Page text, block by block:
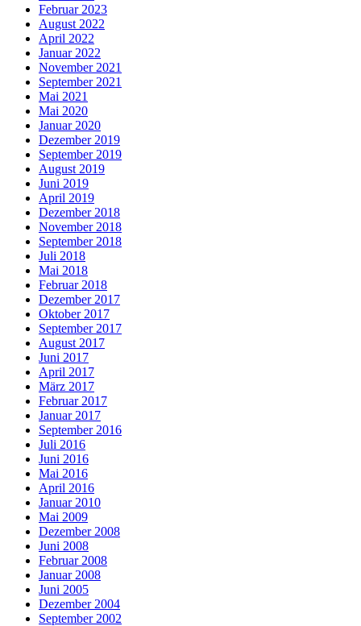
Februar 2023
August 2022
April 2022
Januar 2022
November 2021
September 2021
Mai 2021
Mai 2020
Januar 2020
Dezember 2019
September 2019
August 2019
Juni 2019
April 2019
Dezember 2018
November 2018
September 2018
Juli 2018
Mai 2018
Februar 2018
Dezember 2017
Oktober 2017
September 2017
August 2017
Juni 2017
April 2017
März 2017
Februar 2017
Januar 2017
September 2016
Juli 2016
Juni 2016
Mai 2016
April 2016
Januar 2010
Mai 2009
Dezember 2008
Juni 2008
Februar 2008
Januar 2008
Juni 2005
Dezember 2004
September 2002